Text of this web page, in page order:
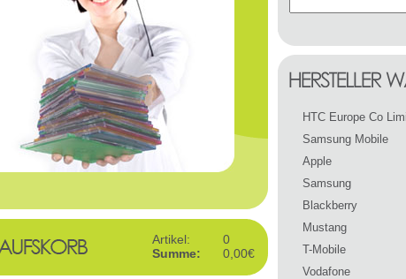
HTC Europe Co
Samsung Mobile
Apple
Samsung
Blackberry
Mustang
T-Mobile
Vodafone
Artikel:
0
Summe:
0,00€